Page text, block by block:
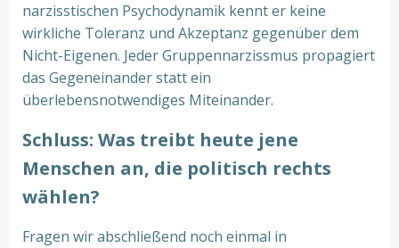
narzisstischen Psychodynamik kennt er keine
wirkliche Toleranz und Akzeptanz gegenüber dem
Nicht-Eigenen. Jeder Gruppennarzissmus propagiert
das Gegeneinander statt ein
überlebensnotwendiges Miteinander.
Schluss: Was treibt heute jene
Menschen an, die politisch rechts
wählen?
Fragen wir abschließend noch einmal in